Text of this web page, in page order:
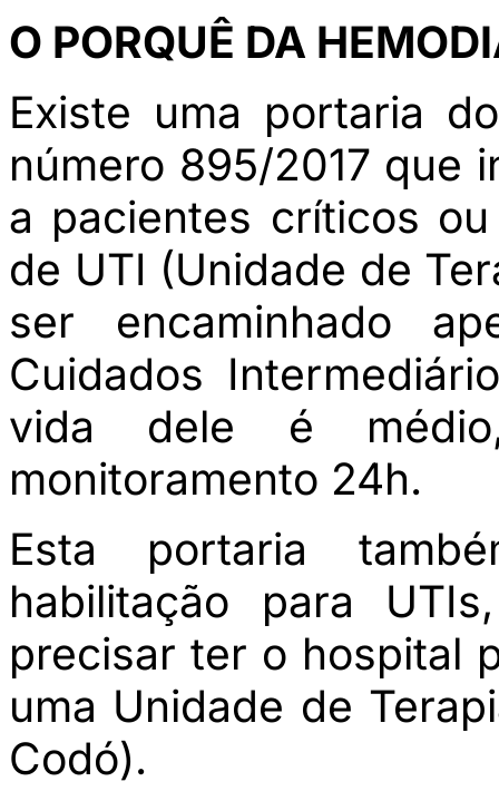
O PORQUÊ DA
Existe uma portaria
número 895/2017 que
a pacientes críticos
de UTI (Unidade de
ser encaminhado
Cuidados
vida dele é
monitoramento 24h.
Esta portaria
habilitação para
precisar ter o hospital
uma Unidade de
Codó).